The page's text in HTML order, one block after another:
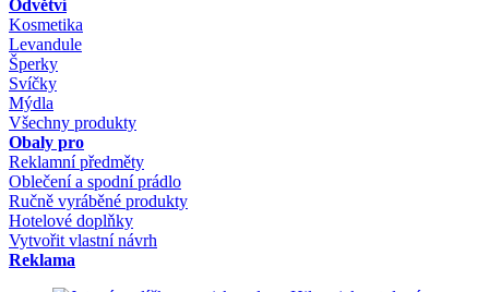
Odvětví
Kosmetika
Levandule
Šperky
Svíčky
Mýdla
Všechny produkty
Obaly pro
Reklamní předměty
Oblečení a spodní prádlo
Ručně vyráběné produkty
Hotelové doplňky
Vytvořit vlastní návrh
Reklama